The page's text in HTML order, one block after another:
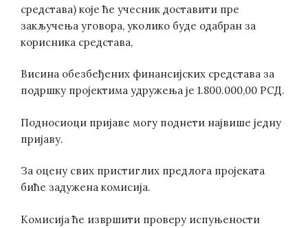
средстава) које ће учесник доставити пре
закључења уговора, уколико буде одабран за
корисника средстава,
Висина обезбеђених финансијских средстава за
подршку пројектима удружења је 1.800.000,00 РСД.
Подносиоци пријаве могу поднети највише једну
пријаву.
За оцену свих пристиглих предлога пројеката
биће задужена комисија.
Комисија ће извршити проверу испуњености